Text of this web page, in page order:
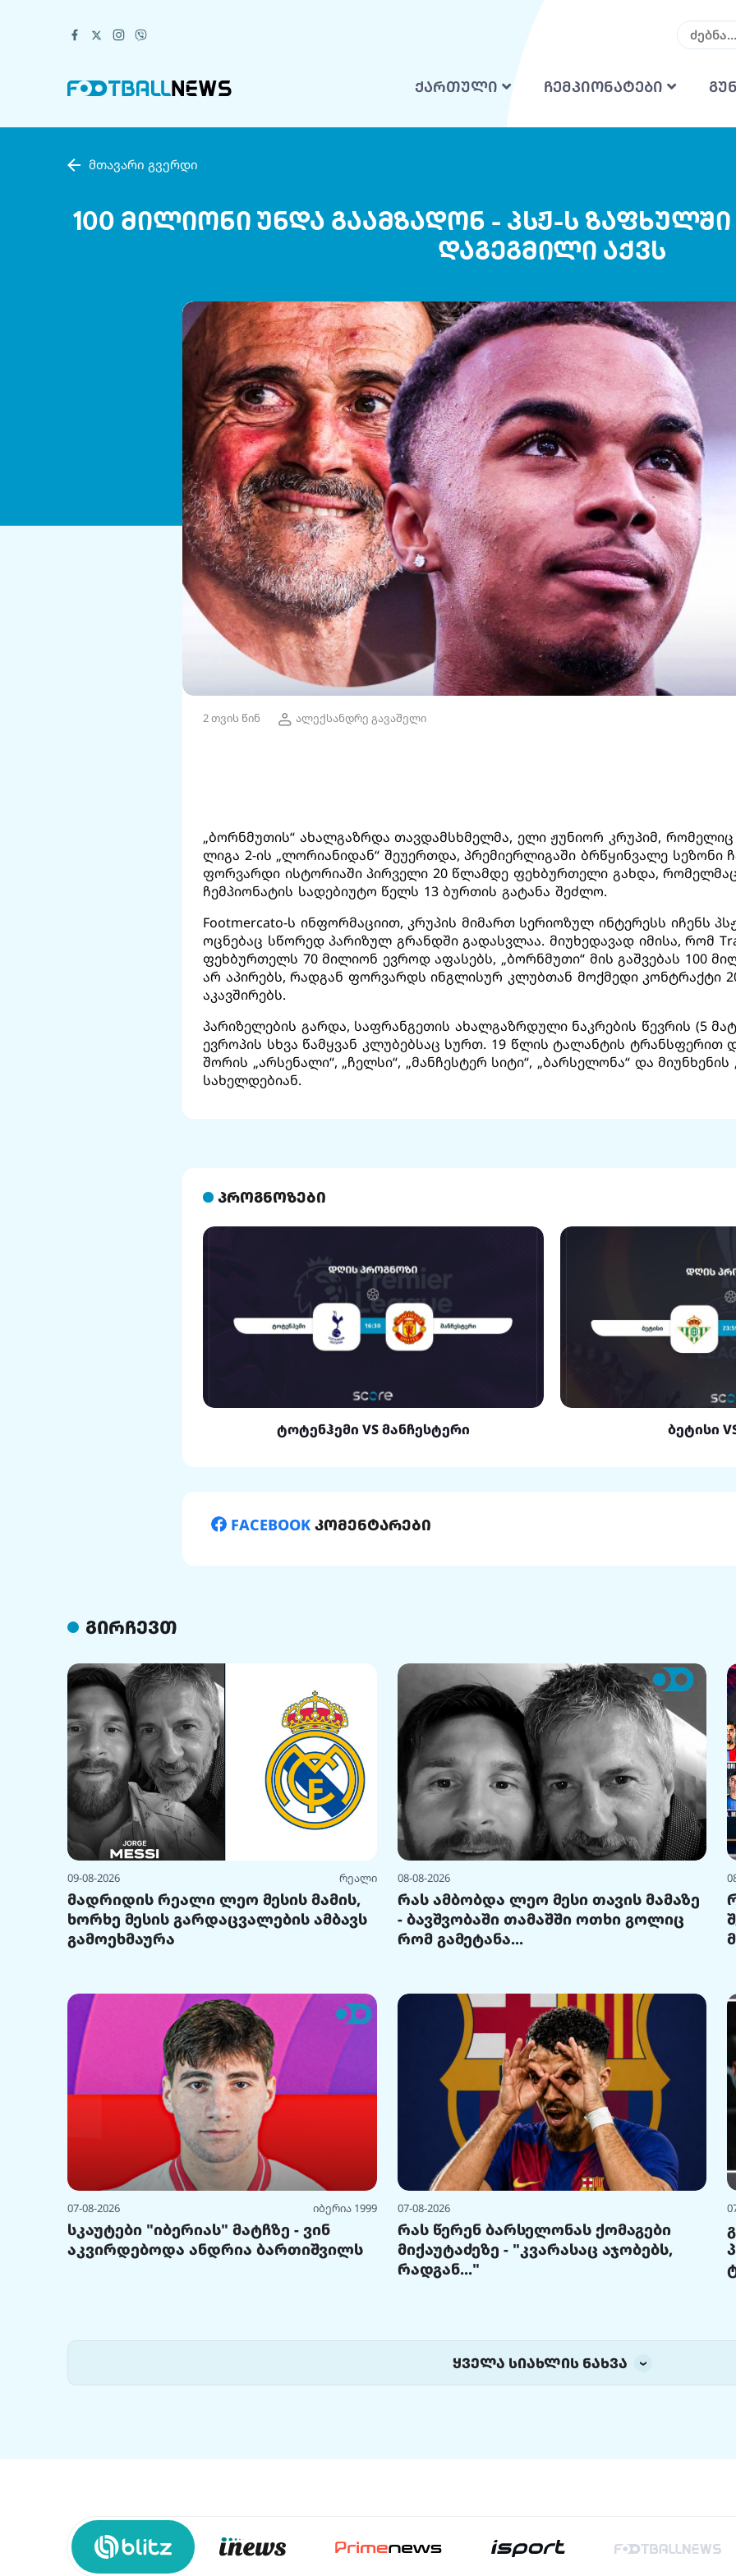
ქართული ჩემპიონატები
მთავარი გვერდი
100 მილიონი უნდა გაამზადონ - პსჟ-ს
დაგეგმილი აქვს
2 თვის წინ ალექსანდრე გავაშელი
„ბორნმუთის“ ახალგაზრდა თავდამსხმელმა, ელი ჟუნიორ კრუპიმ,
ლიგა 2-ის „ლორიანიდან“ შეუერთდა, პრემიერლიგაში ბრწყინვალე სეზონი
ფორვარდი ისტორიაში პირველი 20 წლამდე ფეხბურთელი გახდა,
ჩემპიონატის სადებიუტო წელს 13 ბურთის გატანა შეძლო.
Footmercato-ს ინფორმაციით, კრუპის მიმართ სერიოზულ ინტერესს იჩენს
ოცნებაც სწორედ პარიზულ გრანდში გადასვლაა. მიუხედავად იმისა, რომ
ფეხბურთელს 70 მილიონ ევროდ აფასებს, „ბორნმუთი“ მის გაშვებას 100
არ აპირებს, რადგან ფორვარდს ინგლისურ კლუბთან მოქმედი კონტრაქტი
აკავშირებს.
პარიზელების გარდა, საფრანგეთის ახალგაზრდული ნაკრების წევრის (5
ევროპის სხვა წამყვან კლუბებსაც სურთ. 19 წლის ტალანტის ტრანსფერით
შორის „არსენალი“, „ჩელსი“, „მანჩესტერ სიტი“, „ბარსელონა“ და მიუნხენის
სახელდებიან.
პროგნოზები
ტოტენჰემი VS მანჩესტერი ბეტისი
FACEBOOK კომენტარები
გირჩევთ
09-08-2026 რეალი
მადრიდის რეალი ლეო მესის მამის,
ხორხე მესის გარდაცვალების ამბავს
გამოეხმაურა
08-08-2026
რას ამბობდა ლეო მესი თავის მამაზე
- ბავშვობაში თამაშში ოთხი გოლიც
რომ გამეტანა...
07-08-2026 იბერია 1999
სკაუტები "იბერიას" მატჩზე - ვინ
აკვირდებოდა ანდრია ბართიშვილს
07-08-2026
რას წერენ ბარსელონას ქომაგები
მიქაუტაძეზე - "კვარასაც აჯობებს,
რადგან..."
ყველა სიახლის ნახვა